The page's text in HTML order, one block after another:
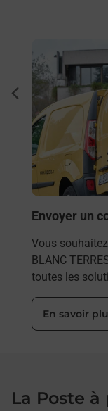
La
En savoir plus
Envoyer un
Vous
BLANC
toutes les
En savoir
La Poste